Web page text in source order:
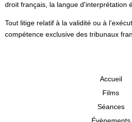
droit français, la langue d'interprétation
Tout litige relatif à la validité ou à
compétence exclusive des tribunaux
Accueil
Films
Séances